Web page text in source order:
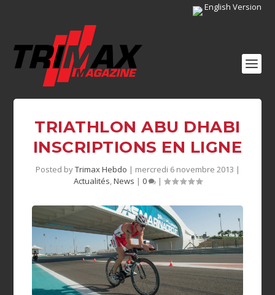
English Version
TRIATHLON ABU DHABI
INSCRIPTIONS EN LIGNE
Posted byTrimax Hebdo | mercredi 6 novembre 2013 |
Actualités,News | 0 |